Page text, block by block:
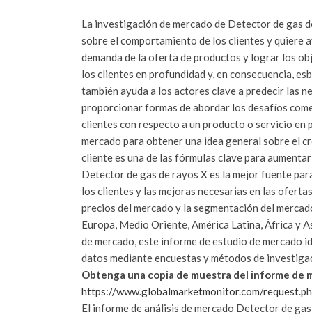
La investigación de mercado de Detector de
sobre el comportamiento de los clientes y quiere
demanda de la oferta de productos y lograr los
los clientes en profundidad y, en consecuencia,
también ayuda a los actores clave a predecir las
proporcionar formas de abordar los desafíos
clientes con respecto a un producto o servicio
mercado para obtener una idea general sobre el
cliente es una de las fórmulas clave para
Detector de gas de rayos X es la mejor fuente
los clientes y las mejoras necesarias en las
precios del mercado y la segmentación del
Europa, Medio Oriente, América Latina, África y
de mercado, este informe de estudio de
datos mediante encuestas y métodos de
Obtenga una copia de muestra del informe de
https://www.globalmarketmonitor.com/
El informe de análisis de mercado Detector de